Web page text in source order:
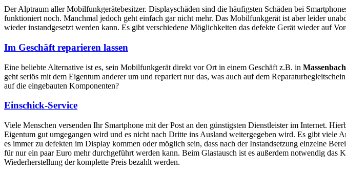
Der Alptraum aller Mobilfunkgerätebesitzer. Displayschäden sind die häufigsten Schäden bei
funktioniert noch. Manchmal jedoch geht einfach gar nicht mehr. Das Mobilfunkgerät ist aber leider
wieder instandgesetzt werden kann. Es gibt verschiedene Möglichkeiten das defekte Gerät wieder auf
Im Geschäft reparieren lassen
Eine beliebte Alternative ist es, sein Mobilfunkgerät direkt vor Ort in einem Geschäft z.B. in
geht seriös mit dem Eigentum anderer um und repariert nur das, was auch auf dem
auf die eingebauten Komponenten?
Einschick-Service
Viele Menschen versenden Ihr Smartphone mit der Post an den günstigsten Dienstleister im Internet.
Eigentum gut umgegangen wird und es nicht nach Dritte ins Ausland weitergegeben wird. Es gibt viele
es immer zu defekten im Display kommen oder möglich sein, dass nach der Instandsetzung einzelne
für nur ein paar Euro mehr durchgeführt werden kann. Beim Glastausch ist es außerdem notwendig
Wiederherstellung der komplette Preis bezahlt werden.